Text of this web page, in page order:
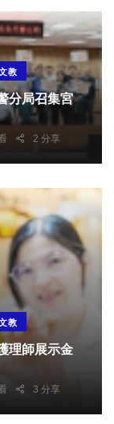
教
分局召集宮
2 分享
教
理師展示金
3 分享